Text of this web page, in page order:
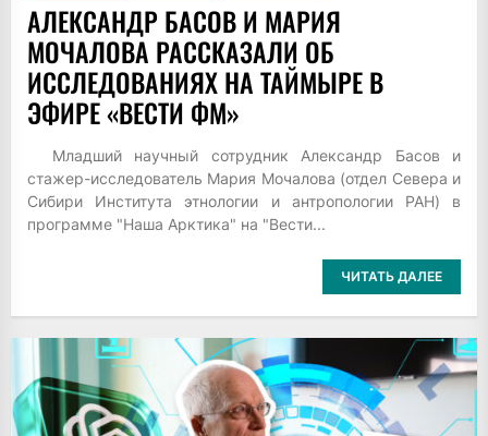
АЛЕКСАНДР БАСОВ И МАРИЯ
МОЧАЛОВА РАССКАЗАЛИ ОБ
ИССЛЕДОВАНИЯХ НА ТАЙМЫРЕ В
ЭФИРЕ «ВЕСТИ ФМ»
Младший научный сотрудник Александр Басов и
стажер-исследователь Мария Мочалова (отдел Севера и
Сибири Института этнологии и антропологии РАН) в
программе "Наша Арктика" на "Вести...
ЧИТАТЬ ДАЛЕЕ